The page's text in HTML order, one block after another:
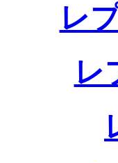
レ
レ